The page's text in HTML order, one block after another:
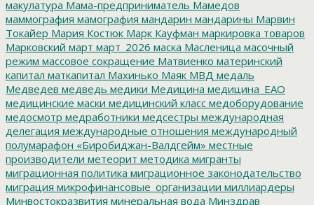
макулатура Мама-предприниматель Мамедов
маммография мамография мандарин мандарины Марвин
Токайер Мария Костюк Марк Кауфман маркировка товаров
Марковский март март_2026 маска Масленица масочный
режим массовое сокращение Матвиенко материнский
капитал маткапитал Махинько Маяк МВД медаль
Медведев медведь медики Медицина медицина_ЕАО
медицинские маски медицинский класс медоборудование
медосмотр медработники медсестры международная
делегация международные отношения международный
полумарафон «Биробиджан-Валдгейм» местные
производители метеорит методика мигранты
миграционная политика миграционное законодательство
миграция микрофинансовые_организации миллиардеры
Минвостокразвития минеральная вода Минздрав